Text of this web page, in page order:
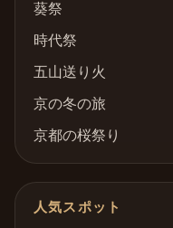
葵祭
時代祭
五山送り火
京の冬の旅
京都の桜祭り
人気スポット